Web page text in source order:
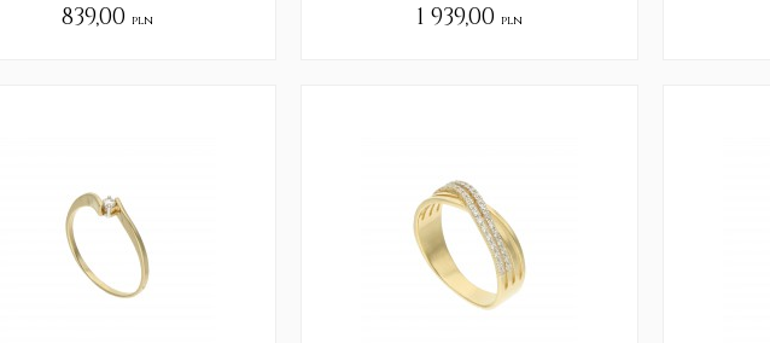
839,00 pln 1 939,00 pln